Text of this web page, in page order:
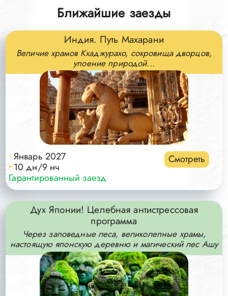
Ближайшие заезды
Индия. Путь Махарани
Величие храмов Кхаджурахо, сокровища дворцов,
упоение природой...
Январь 2027
10 дн/9 нч
Гарантированный заезд
Смотреть
Дух Японии! Целебная антистрессовая
программа
Через заповедные леса, великолепные храмы,
настоящую японскую деревню и магический лес Ашу